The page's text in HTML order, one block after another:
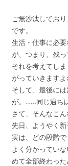
ご無沙汰してお
です。
生活・仕事に必
が、つまり、残っ
それを考えてし
がっていきますよ
そして、最後に
が。……同じ過ち
さて、そんなこん
先日、ようやく
実は、どの段階
よく分かってい
めて全部終わった